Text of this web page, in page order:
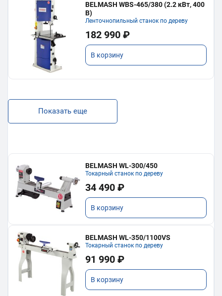
BELMASH WBS-465/380 (2.2 кВт, 400
В)
Ленточнопильный станок по дереву
182 990 ₽
В корзину
Показать еще
BELMASH WL-300/450
Токарный станок по дереву
34 490 ₽
В корзину
BELMASH WL-350/1100VS
Токарный станок по дереву
91 990 ₽
В корзину